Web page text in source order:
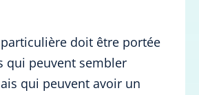
doit être portée
qui peuvent sembler
qui peuvent avoir un